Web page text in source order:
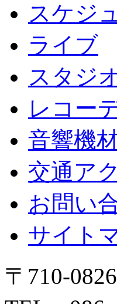
スケジ
ライブ
スタジ
レコー
音響機
交通ア
お問い
サイト
〒710-